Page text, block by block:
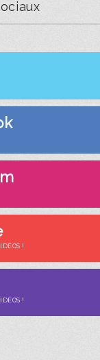
!
!